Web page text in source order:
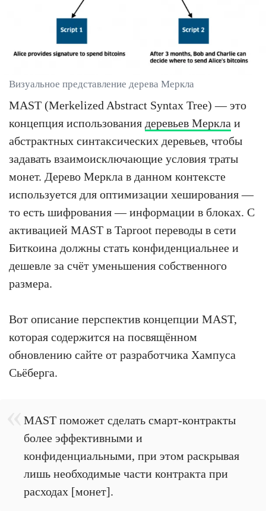
Визуальное представление дерева Меркла
MAST (Merkelized Abstract Syntax Tree) — это
концепция использования деревьев Меркла и
абстрактных синтаксических деревьев, чтобы
задавать взаимоисключающие условия траты
монет. Дерево Меркла в данном контексте
используется для оптимизации хеширования —
то есть шифрования — информации в блоках. С
активацией MAST в Taproot переводы в сети
Биткоина должны стать конфиденциальнее и
дешевле за счёт уменьшения собственного
размера.
Вот описание перспектив концепции MAST,
которая содержится на посвящённом
обновлению сайте от разработчика Хампуса
Сьёберга.
MAST поможет сделать смарт-контракты
более эффективными и
конфиденциальными, при этом раскрывая
лишь необходимые части контракта при
расходах [монет].